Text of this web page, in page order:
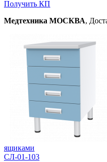
Получить КП
Медтехника МОСКВА,
ящиками
СЛ-01-103